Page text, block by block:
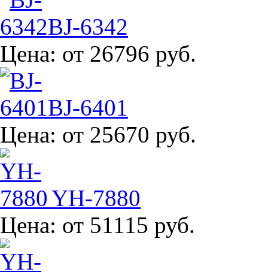
BJ-6342
Цена: от 26796 руб.
BJ-6401
Цена: от 25670 руб.
YH-7880
Цена: от 51115 руб.